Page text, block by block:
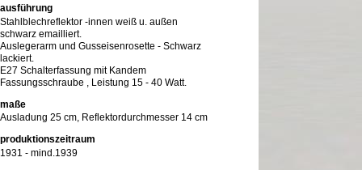
ausführung
Stahlblechreflektor -innen weiß u. außen
schwarz emailliert.
Auslegerarm und Gusseisenrosette - Schwarz
lackiert.
E27 Schalterfassung mit Kandem
Fassungsschraube , Leistung 15 - 40 Watt.
maße
Ausladung 25 cm, Reflektordurchmesser 14 cm
produktionszeitraum
1931 - mind.1939